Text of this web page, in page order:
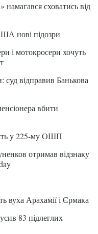
намагався сховатись від
нові підозри
і мотокросери хочуть
суд відправив Банькова
вбити
у 225-му ОШП
отримав відзнаку
вуха Арахамії і Єрмака
83 підлеглих